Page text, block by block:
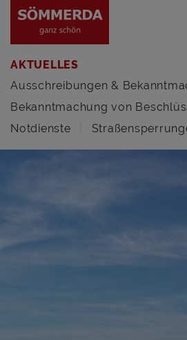
AKTUELLES
Ausschreibungen &
Bekanntmachung von
Notdienste